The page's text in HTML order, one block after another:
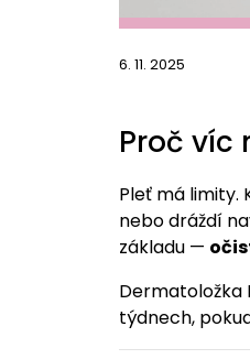
6. 11. 2025
Proč víc
Pleť má limity.
nebo dráždí
základu —
Dermatoložka
týdnech,